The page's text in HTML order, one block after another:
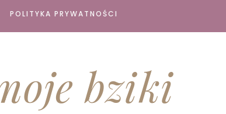
POLITYKA PRYWATNOŚCI
bziki